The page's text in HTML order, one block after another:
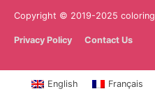
Copyright © 2019-2025
Privacy Policy Contact Us
English Français